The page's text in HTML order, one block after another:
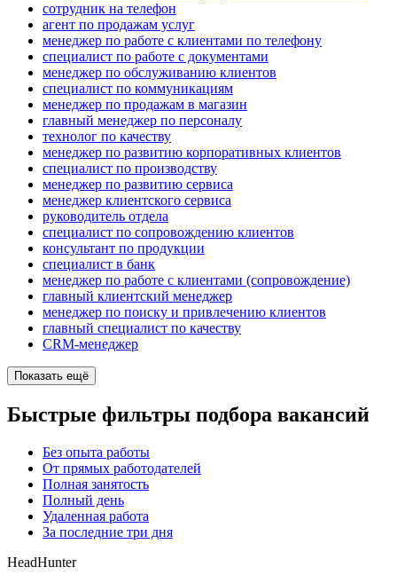
сотрудник на телефон
агент по продажам услуг
менеджер по работе с клиентами по телефону
специалист по работе с документами
менеджер по обслуживанию клиентов
специалист по коммуникациям
менеджер по продажам в магазин
главный менеджер по персоналу
технолог по качеству
менеджер по развитию корпоративных клиентов
специалист по производству
менеджер по развитию сервиса
менеджер клиентского сервиса
руководитель отдела
специалист по сопровождению клиентов
консультант по продукции
специалист в банк
менеджер по работе с клиентами (сопровождение)
главный клиентский менеджер
менеджер по поиску и привлечению клиентов
главный специалист по качеству
CRM-менеджер
Показать ещё
Быстрые фильтры подбора вакансий
Без опыта работы
От прямых работодателей
Полная занятость
Полный день
Удаленная работа
За последние три дня
HeadHunter